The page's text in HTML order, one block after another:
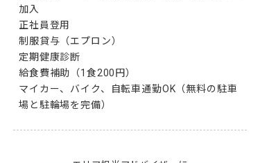
加入
正社員登用
制服貸与（エプロン）
定期健康診断
給食費補助（1食200円）
マイカー、バイク、自転車通勤OK（無料の駐車
場と駐輪場を完備）